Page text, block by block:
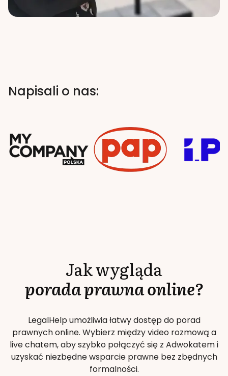
Napisali o nas:
Jak wygląda
porada prawna online?
LegalHelp umożliwia łatwy dostęp do porad
prawnych online. Wybierz między video rozmową a
live chatem, aby szybko połączyć się z Adwokatem i
uzyskać niezbędne wsparcie prawne bez zbędnych
formalności.